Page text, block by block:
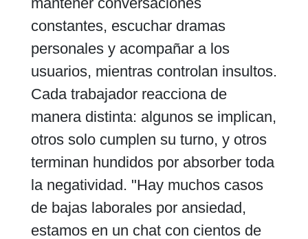
constantes, escuchar dramas
personales y acompañar a los
usuarios, mientras controlan insultos.
Cada trabajador reacciona de
manera distinta: algunos se implican,
otros solo cumplen su turno, y otros
terminan hundidos por absorber toda
la negatividad. "Hay muchos casos
de bajas laborales por ansiedad,
estamos en un chat con cientos de